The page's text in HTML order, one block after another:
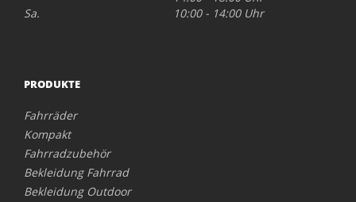
Sa.
10:00 - 14:00 Uhr
PRODUKTE
Fahrräder
Kompakt
Fahrradzubehör
Bekleidung Fahrrad
Bekleidung Outdoor